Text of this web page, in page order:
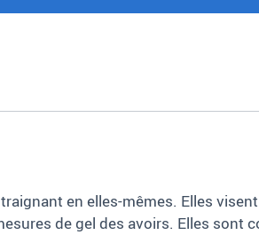
en elles-mêmes. Elles
de gel des avoirs. Elles sont